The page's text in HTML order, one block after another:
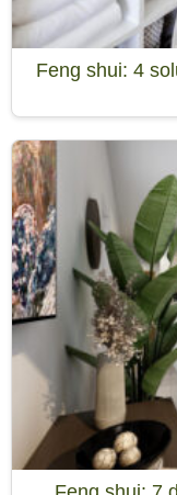
Feng shui: 4